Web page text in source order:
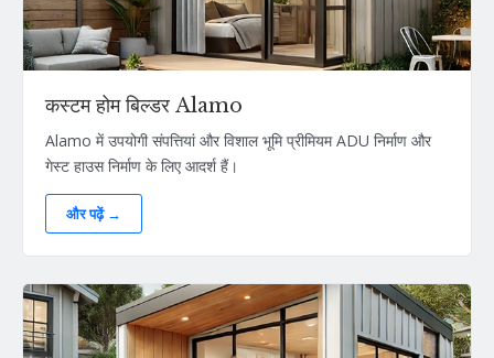
कस्टम होम बिल्डर Alamo
Alamo में उपयोगी संपत्तियां और विशाल भूमि प्रीमियम ADU निर्माण और
गेस्ट हाउस निर्माण के लिए आदर्श हैं।
और पढ़ें →